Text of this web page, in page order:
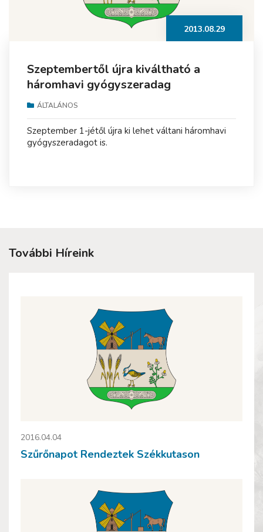
2013.08.29
Szeptembertől újra kiváltható a
háromhavi gyógyszeradag
ÁLTALÁNOS
Szeptember 1-jétől újra ki lehet váltani háromhavi
gyógyszeradagot is.
További Híreink
2016.04.04
Szűrőnapot Rendeztek Székkutason